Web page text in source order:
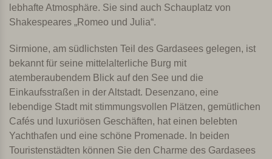
lebhafte Atmosphäre. Sie sind auch Schauplatz von
Shakespeares „Romeo und Julia“.
Sirmione, am südlichsten Teil des Gardasees gelegen, ist
bekannt für seine mittelalterliche Burg mit
atemberaubendem Blick auf den See und die
Einkaufsstraßen in der Altstadt. Desenzano, eine
lebendige Stadt mit stimmungsvollen Plätzen, gemütlichen
Cafés und luxuriösen Geschäften, hat einen belebten
Yachthafen und eine schöne Promenade. In beiden
Touristenstädten können Sie den Charme des Gardasees